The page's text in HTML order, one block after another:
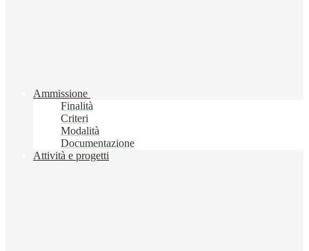
Ammissione
Finalità
Criteri
Modalità
Documentazione
Attività e progetti